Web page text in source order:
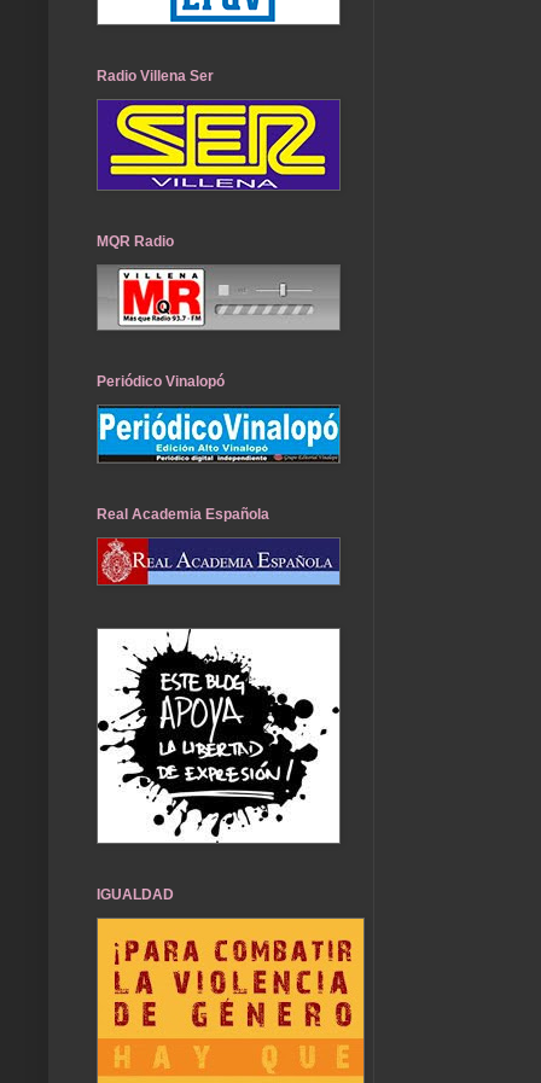
Radio Villena Ser
MQR Radio
Periódico Vinalopó
Real Academia Española
IGUALDAD